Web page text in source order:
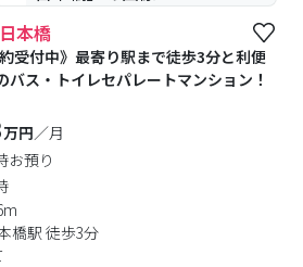
ち
本橋
受付中》最寄り駅まで徒歩3分と利便
ス・トイレセパレートマンション！
万円／月
お預り
橋駅 徒歩3分